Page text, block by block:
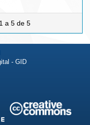
a 5 de 5
- GID